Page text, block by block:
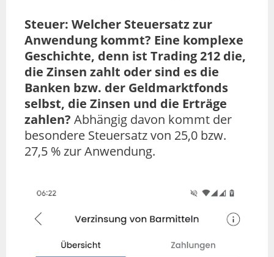
Steuer: Welcher Steuersatz zur
Anwendung kommt? Eine komplexe
Geschichte, denn ist Trading 212 die,
die Zinsen zahlt oder sind es die
Banken bzw. der Geldmarktfonds
selbst, die Zinsen und die Erträge
zahlen? Abhängig davon kommt der
besondere Steuersatz von 25,0 bzw.
27,5 % zur Anwendung.